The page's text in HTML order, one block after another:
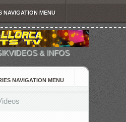
NAVIGATION MENU
& INFOS
NAVIGATION MENU